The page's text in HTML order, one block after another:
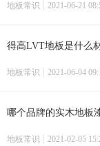
地板常识 2021-06-21
得高LVT地板是什么
地板常识 2021-06-04
哪个品牌的实木地板
地板常识 2021-02-05